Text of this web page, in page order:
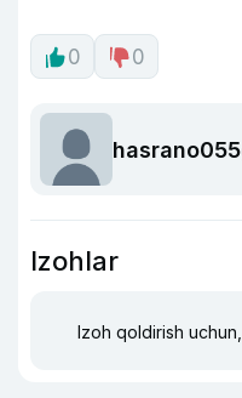
0 0
Izohlar
Izoh qoldirish